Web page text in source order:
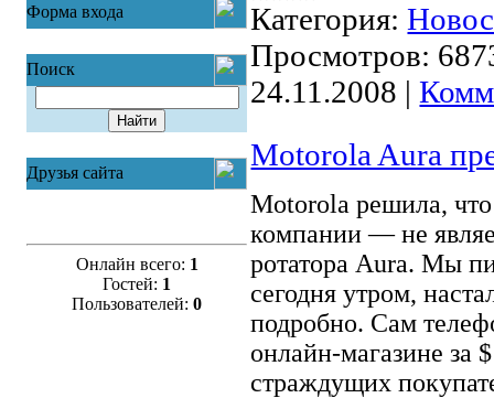
Форма входа
Поиск
Друзья сайта
Онлайн всего: 1
Гостей: 1
Пользователей:0
Категория:
Просмотров:
24.11.2008 |
Motorola Aura
Motorola решила,
компании — не
ротатора Aura. Мы
сегодня утром,
подробно. Сам
онлайн-магазине за
страждущих